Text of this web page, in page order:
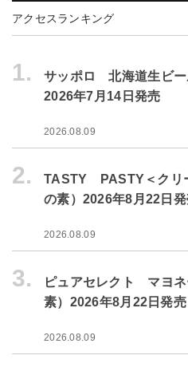
アクセスランキング
1.
サッポロ 北海道生ビー
2026年7月14日発売
2026.08.09
2.
TASTY PASTY＜クリ
の素）2026年8月22日
2026.08.09
3.
ピュアセレクト マヨ
素）2026年8月22日発売
2026.08.09